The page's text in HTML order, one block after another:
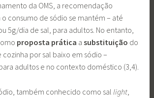
da OMS, a recomendação
consumo de sódio se mantém – até
5g/dia de sal, para adultos. No entanto,
proposta prática asubstituição do
por sal baixo em sódio –
adultos e no contexto doméstico (3,4).
também conhecido como sal light